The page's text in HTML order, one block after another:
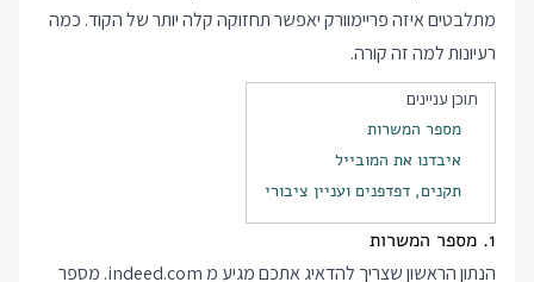
מתלבטים איזה פריימוורק יאפשר תחזוקה קלה יותר של הקוד. כמה
רעיונות למה זה קורה.
תוכן עניינים
מספר המשרות
איבדנו את המובייל
תקנים, דפדפנים ועניין ציבורי
1. מספר המשרות
הנתון הראשון שצריך להדאיג אתכם מגיע מ indeed.com. מספר